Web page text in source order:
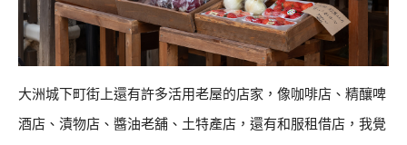
大洲城下町街上還有許多活用老屋的店家，像咖啡店、精釀啤
酒店、漬物店、醬油老舖、土特產店，還有和服租借店，我覺